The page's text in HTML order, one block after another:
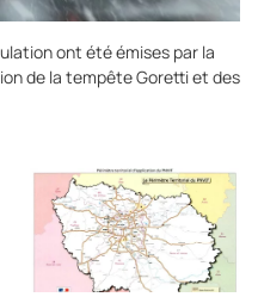
ont été émises par la
de la tempête Goretti et des